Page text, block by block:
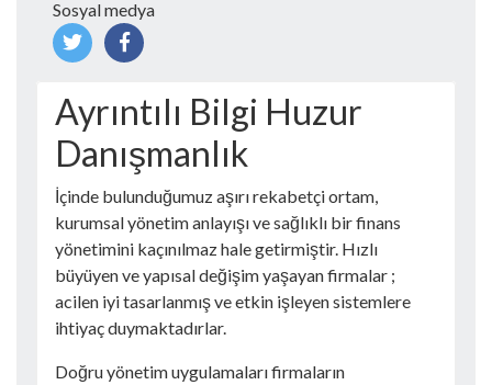
Sosyal medya
Ayrıntılı Bilgi Huzur
Danışmanlık
İçinde bulunduğumuz aşırı rekabetçi ortam,
kurumsal yönetim anlayışı ve sağlıklı bir finans
yönetimini kaçınılmaz hale getirmiştir. Hızlı
büyüyen ve yapısal değişim yaşayan firmalar ;
acilen iyi tasarlanmış ve etkin işleyen sistemlere
ihtiyaç duymaktadırlar.
Doğru yönetim uygulamaları firmaların